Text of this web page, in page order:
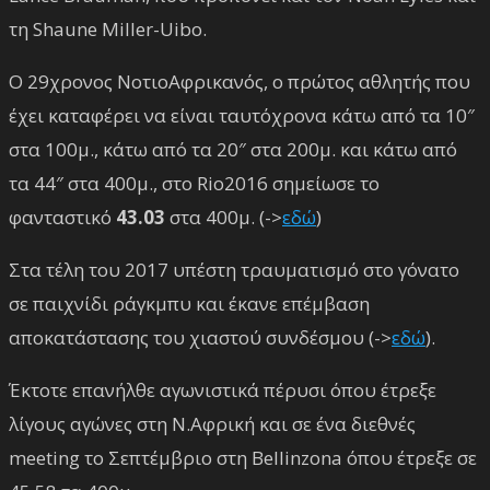
τη Shaune Miller-Uibo.
Ο 29χρονος ΝοτιοΑφρικανός, ο πρώτος αθλητής που
έχει καταφέρει να είναι ταυτόχρονα κάτω από τα 10″
στα 100μ., κάτω από τα 20″ στα 200μ. και κάτω από
τα 44″ στα 400μ., στο Rio2016 σημείωσε το
φανταστικό 43.03 στα 400μ. (->εδώ)
Στα τέλη του 2017 υπέστη τραυματισμό στο γόνατο
σε παιχνίδι ράγκμπυ και έκανε επέμβαση
αποκατάστασης του χιαστού συνδέσμου (->εδώ).
Έκτοτε επανήλθε αγωνιστικά πέρυσι όπου έτρεξε
λίγους αγώνες στη Ν.Αφρική και σε ένα διεθνές
meeting το Σεπτέμβριο στη Bellinzona όπου έτρεξε σε